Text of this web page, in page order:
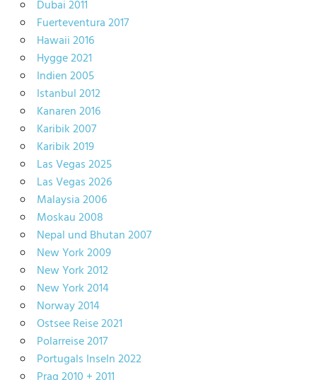
Dubai 2011
Fuerteventura 2017
Hawaii 2016
Hygge 2021
Indien 2005
Istanbul 2012
Kanaren 2016
Karibik 2007
Karibik 2019
Las Vegas 2025
Las Vegas 2026
Malaysia 2006
Moskau 2008
Nepal und Bhutan 2007
New York 2009
New York 2012
New York 2014
Norway 2014
Ostsee Reise 2021
Polarreise 2017
Portugals Inseln 2022